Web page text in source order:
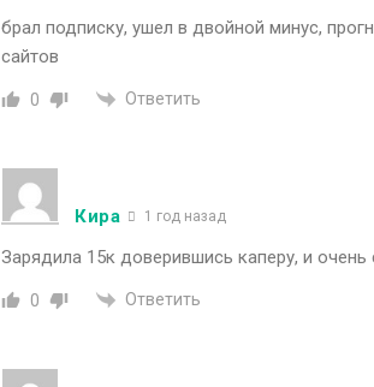
брал подписку, ушел в двойной минус,
сайтов
0 Ответить
Кира 1 год назад
Зарядила 15к доверившись каперу, и
0 Ответить